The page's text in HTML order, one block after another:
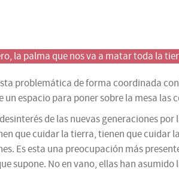
la palma que nos va a matar toda la
problemática de forma coordinada
un espacio para poner sobre la mesa
de las nuevas generaciones
que cuidar la tierra, tienen que cuidar
Es esta una preocupación más
supone. No en vano, ellas han